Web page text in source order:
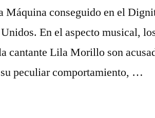
Máquina conseguido en el
En el aspecto musical,
cantante Lila Morillo son
peculiar comportamiento, …